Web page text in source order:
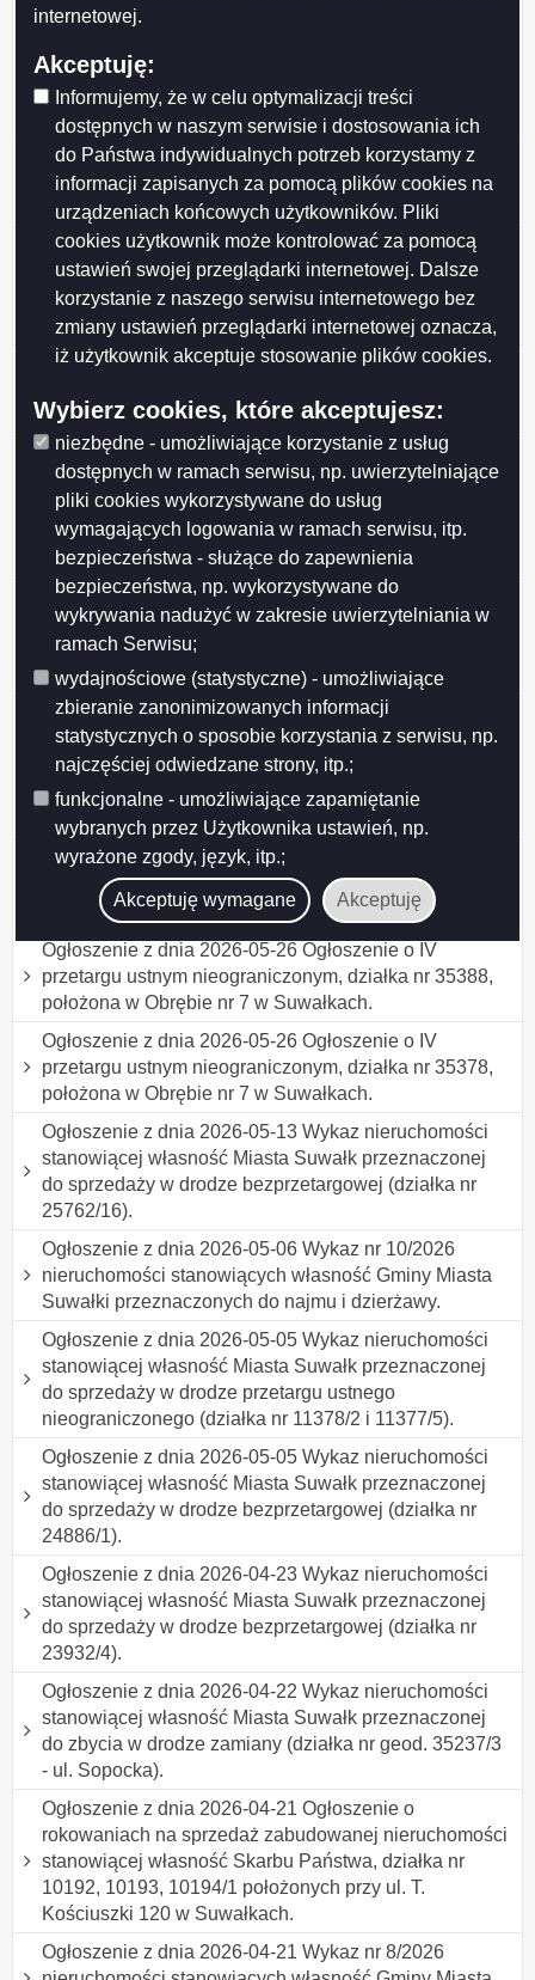
internetowej.
Akceptuję:
Informujemy, że w celu optymalizacji treści
dostępnych w naszym serwisie i dostosowania ich
do Państwa indywidualnych potrzeb korzystamy z
informacji zapisanych za pomocą plików cookies na
urządzeniach końcowych użytkowników. Pliki
cookies użytkownik może kontrolować za pomocą
ustawień swojej przeglądarki internetowej. Dalsze
korzystanie z naszego serwisu internetowego bez
zmiany ustawień przeglądarki internetowej oznacza,
iż użytkownik akceptuje stosowanie plików cookies.
Wybierz cookies, które akceptujesz:
niezbędne - umożliwiające korzystanie z usług
dostępnych w ramach serwisu, np. uwierzytelniające
pliki cookies wykorzystywane do usług
wymagających logowania w ramach serwisu, itp.
bezpieczeństwa - służące do zapewnienia
bezpieczeństwa, np. wykorzystywane do
wykrywania nadużyć w zakresie uwierzytelniania w
ramach Serwisu;
wydajnościowe (statystyczne) - umożliwiające
zbieranie zanonimizowanych informacji
statystycznych o sposobie korzystania z serwisu, np.
najczęściej odwiedzane strony, itp.;
funkcjonalne - umożliwiające zapamiętanie
wybranych przez Użytkownika ustawień, np.
wyrażone zgody, język, itp.;
Akceptuję wymagane Akceptuję
Ogłoszenie z dnia 2026-06-17 Wykaz nieruchomości
przeznaczonych do sprzedaży w drodze przetargu
ustnego nieograniczonego (działka nr 11581/4,
11579/3, 11580/2, 11577).
Ogłoszenie z dnia 2026-06-16 Wykaz nr 12/2026
nieruchomości stanowiących własność Gminy Miasta
Suwałki przeznaczonych do najmu i dzierżawy.
Ogłoszenie z dnia 2026-06-10 Wykaz lokali
stanowiących własność Miasta Suwałk
przeznaczonych do sprzedaży w drodze
bezprzetargowej na rzecz najemców.
Ogłoszenie z dnia 2026-05-28 Wykaz nr 11/2026
Suwałki przeznaczonych do najmu i dzierżawy.
Ogłoszenie z dnia 2026-05-27 Wykaz nieruchomości
stanowiących własność Miasta Suwałk
przeznaczonych do sprzedaży w drodze
bezprzetargowej na rzecz dotychczasowego
dzierżawcy (działki nr 10353, 11762).
Ogłoszenie z dnia 2026-05-27 Wykaz nieruchomości
stanowiącej własność Miasta Suwałk przeznaczonej
do sprzedaży w drodze bezprzetargowej (działka nr
23648/16).
Ogłoszenie z dnia 2026-05-26 Ogłoszenie o II
przetargu ustnym nieograniczonym, działki nr
31946/20, 31946/21, 31946/22, 31946/23, 31946/24,
31946/25, 31946/26, położone w Obrębie nr 7 w
Suwałkach.
Ogłoszenie z dnia 2026-05-26 Ogłoszenie o III
przetargu ustnym nieograniczonym, działka nr
31946/16, położona w Obrębie nr 7 w Suwałkach.
Ogłoszenie z dnia 2026-05-26 Ogłoszenie o IV
przetargu ustnym nieograniczonym, działka nr 35388,
położona w Obrębie nr 7 w Suwałkach.
Ogłoszenie z dnia 2026-05-26 Ogłoszenie o IV
przetargu ustnym nieograniczonym, działka nr 35378,
położona w Obrębie nr 7 w Suwałkach.
Ogłoszenie z dnia 2026-05-13 Wykaz nieruchomości
stanowiącej własność Miasta Suwałk przeznaczonej
do sprzedaży w drodze bezprzetargowej (działka nr
25762/16).
Ogłoszenie z dnia 2026-05-06 Wykaz nr 10/2026
nieruchomości stanowiących własność Gminy Miasta
Suwałki przeznaczonych do najmu i dzierżawy.
Ogłoszenie z dnia 2026-05-05 Wykaz nieruchomości
stanowiącej własność Miasta Suwałk przeznaczonej
do sprzedaży w drodze przetargu ustnego
nieograniczonego (działka nr 11378/2 i 11377/5).
Ogłoszenie z dnia 2026-05-05 Wykaz nieruchomości
stanowiącej własność Miasta Suwałk przeznaczonej
do sprzedaży w drodze bezprzetargowej (działka nr
24886/1).
Ogłoszenie z dnia 2026-04-23 Wykaz nieruchomości
stanowiącej własność Miasta Suwałk przeznaczonej
do sprzedaży w drodze bezprzetargowej (działka nr
23932/4).
Ogłoszenie z dnia 2026-04-22 Wykaz nieruchomości
stanowiącej własność Miasta Suwałk przeznaczonej
do zbycia w drodze zamiany (działka nr geod. 35237/3
- ul. Sopocka).
Ogłoszenie z dnia 2026-04-21 Ogłoszenie o
rokowaniach na sprzedaż zabudowanej nieruchomości
stanowiącej własność Skarbu Państwa, działka nr
10192, 10193, 10194/1 położonych przy ul. T.
Kościuszki 120 w Suwałkach.
Ogłoszenie z dnia 2026-04-21 Wykaz nr 8/2026